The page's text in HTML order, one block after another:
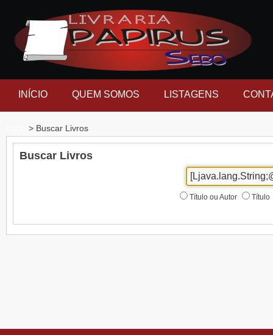
INÍCIO QUEM SOMOS LISTAGENS
> Buscar Livros
Buscar Livros
Título ou Autor Título